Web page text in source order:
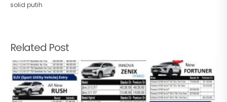
solid putih
Related Post